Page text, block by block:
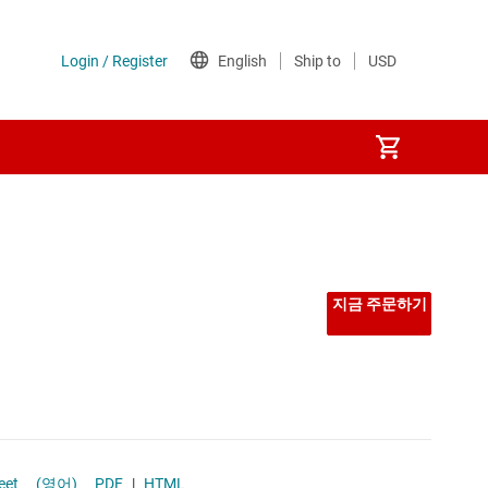
지금 주문하기
Solutions datasheet (영어) PDF | HTML